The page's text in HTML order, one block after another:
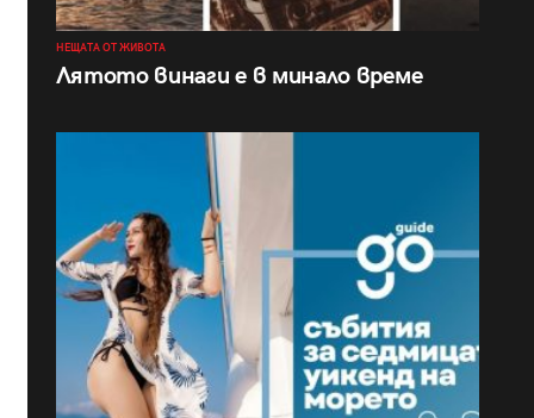
НЕЩАТА ОТ ЖИВОТА
Лятото винаги е в минало време